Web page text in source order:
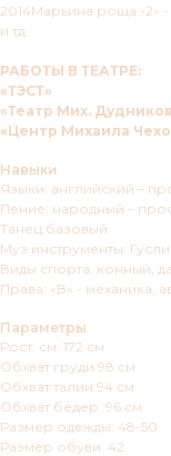
2014Марьина роща -2»
и тд.
РАБОТЫ В ТЕАТРЕ:
«ТЭСТ»
«Театр Мих.
«Центр Михаила
Навыки
Языки: английский –
Пение: народный –
Танец:базовый
Муз инструменты:
Виды спорта: конный,
Права: «В» - механика,
Параметры
Рост: см. 172 см
Обхват груди:98 см
Обхват талии:94 см
Обхват бедер: 96 см
Размер одежды: 48-50
Размер обуви: 42